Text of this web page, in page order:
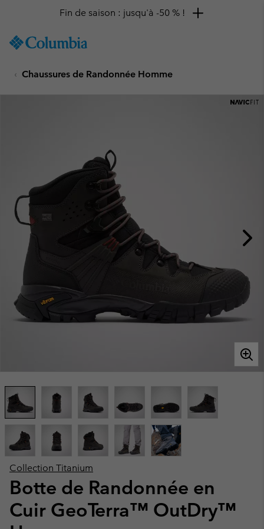
TO
SKIP
MAIN
Fin de saison : jusqu'à -50 % !
Chaussures de Randonnée Homme
Collection Titanium
Botte de Randonnée en
Cuir GeoTerra™ OutDry™